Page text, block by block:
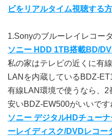
ビをリアルタイム視聴する
1.Sonyのブルーレイレコー
ソニー HDD 1TB搭載BD/
私の家はテレビの近くに有
LANを内蔵しているBDZ-
有線LAN環境で使うなら、2
安いBDZ-EW500がいいです
ソニー デジタルHDチュー
ーレイディスク/DVDレコー